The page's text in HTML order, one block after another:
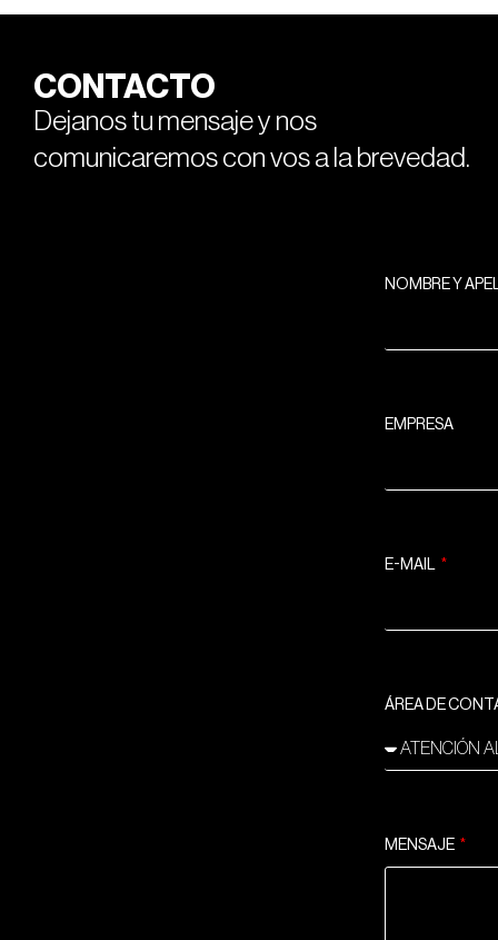
CONTACTO
Dejanos tu mensaje y nos
comunicaremos con vos a la brevedad.
NOMBRE Y
EMPRESA
E-MAIL
ÁREA DE
MENSAJE